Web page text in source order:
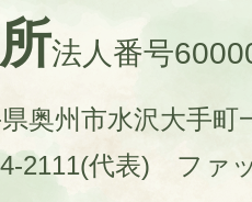
法人番号
奥州市水沢大手町
2111(代表)
ファ